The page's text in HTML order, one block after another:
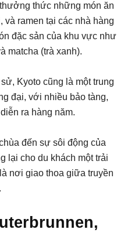
thức những món ăn
và ramen tại các nhà hàng
đặc sản của khu vực như
matcha (trà xanh).
Kyoto cũng là một trung
đại, với nhiều bảo tàng,
ra hàng năm.
đến sự sôi động của
lại cho du khách một trải
nơi giao thoa giữa truyền